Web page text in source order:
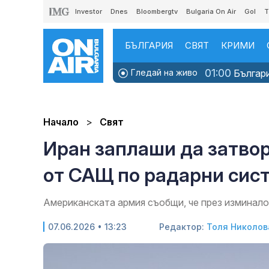
Investor Dnes Bloombergtv Bulgaria On Air Gol
БЪЛГАРИЯ СВЯТ КРИМИ
Гледай на живо 01:00
Начало Свят
Иран заплаши да
от САЩ по радарни
Американската армия съобщи, че през
07.06.2026 • 13:23 Редактор: Толя